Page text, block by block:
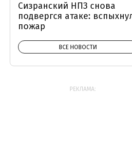
Сизранский НПЗ снова
подвергся атаке:
пожар
ВСЕ НОВОСТИ
РЕКЛАМА: